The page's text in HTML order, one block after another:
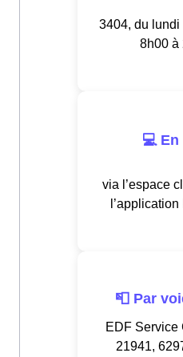
3404, du
8h00 à
💻
via l’espace
📮 Par
EDF Service
21941,